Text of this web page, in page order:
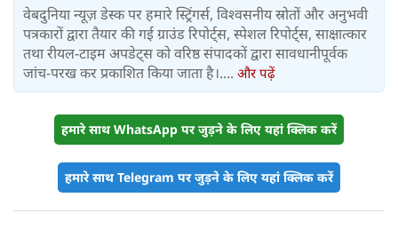
वेबदुनिया न्यूज़ डेस्क पर हमारे स्ट्रिंगर्स, विश्वसनीय स्रोतों और अनुभवी
पत्रकारों द्वारा तैयार की गई ग्राउंड रिपोर्ट्स, स्पेशल रिपोर्ट्स, साक्षात्कार
तथा रीयल-टाइम अपडेट्स को वरिष्ठ संपादकों द्वारा सावधानीपूर्वक
जांच-परख कर प्रकाशित किया जाता है।.... और पढ़ें
हमारे साथ WhatsApp पर जुड़ने के लिए यहां क्लिक करें
हमारे साथ Telegram पर जुड़ने के लिए यहां क्लिक करें